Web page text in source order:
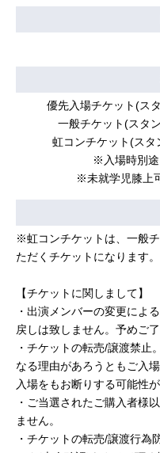
優先入場チケット(ス
一般チケット(スタ
虹コンチケット(スタ
※入場時別
※未就学児膝上
※虹コンチケットは、一般
ただくチケットになります。
【チケットに関しまして】
・出演メンバーの変更によ
戻しは致しません。予めご了
・チケットの転売/譲渡禁止
なる理由があろうともご入
入場をもお断りする可能性が
・ご当選されたご購入者様
ません。
・チケットの転売/譲渡行為